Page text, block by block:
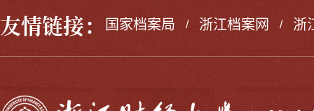
友情链接： 国家档案局 / 浙江档案网 / 浙